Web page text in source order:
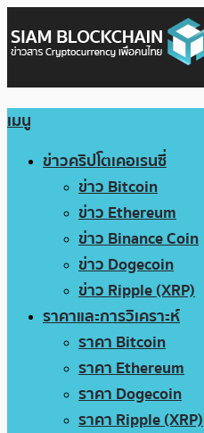
เมนู
ข่าวคริปโตเคอเรนซี่
ข่าว Bitcoin
ข่าว Ethereum
ข่าว Binance Coin
ข่าว Dogecoin
ข่าว Ripple (XRP)
ราคาและการวิเคราะห์
ราคา Bitcoin
ราคา Ethereum
ราคา Dogecoin
ราคา Ripple (XRP)